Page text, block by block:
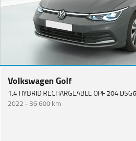
Volkswagen Golf
1.4 HYBRID RECHARGEABLE OPF 204
2022 -36 600 km